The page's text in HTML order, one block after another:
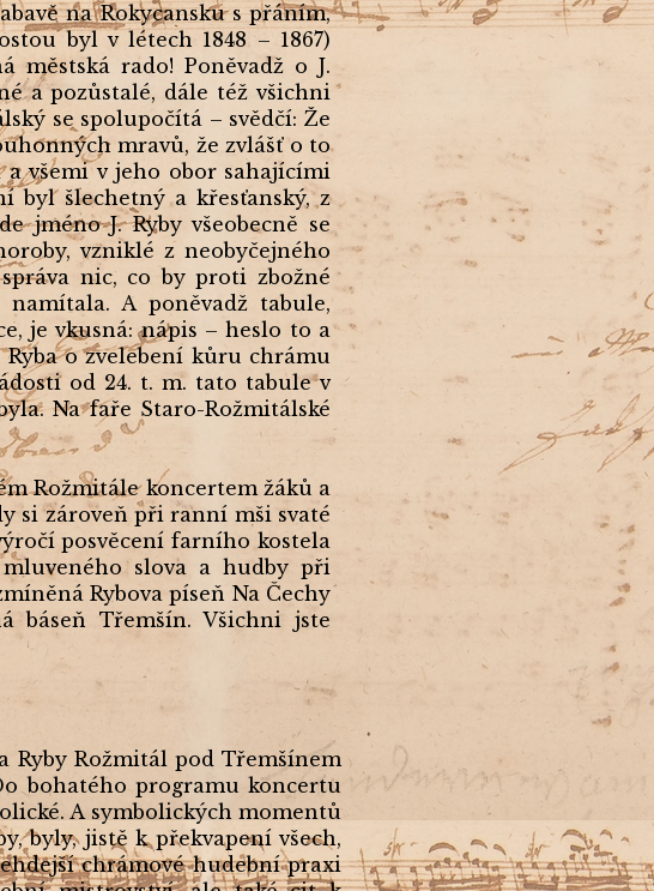
na Rokycansku s přáním,
byl v létech 1848 – 1867)
rado! Poněvadž o J.
a pozůstalé, dále též všichni
se spolupočítá – svědčí: Že
mravů, že zvlášť o to
a všemi v jeho obor sahajícími
byl šlechetný a křesťanský, z
jméno J. Ryby všeobecně se
vzniklé z neobyčejného
nic, co by proti zbožné
A poněvadž tabule,
je vkusná: nápis – heslo to a
o zvelebení kůru chrámu
od 24. t. m. tato tabule v
Na faře Staro-Rožmitálské
Rožmitále koncertem žáků a
si zároveň při ranní mši svaté
posvěcení farního kostela
slova a hudby při
Rybova píseň Na Čechy
báseň Třemšín. Všichni jste
Ryby Rožmitál pod Třemšínem
bohatého programu koncertu
A symbolických momentů
byly, jistě k překvapení všech,
chrámové hudební praxi